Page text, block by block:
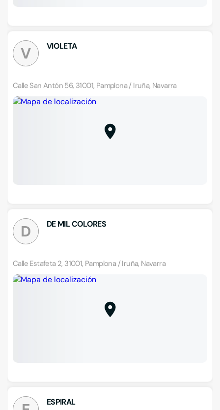
V VIOLETA
Calle San Antón 56, 31001, Pamplona / Iruña, Navarra
D DE MIL COLORES
Calle Estafeta 2, 31001, Pamplona / Iruña, Navarra
ESPIRAL